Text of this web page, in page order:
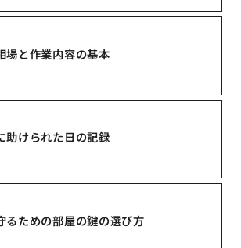
場と作業内容の基本
助けられた日の記録
るための部屋の鍵の選び方